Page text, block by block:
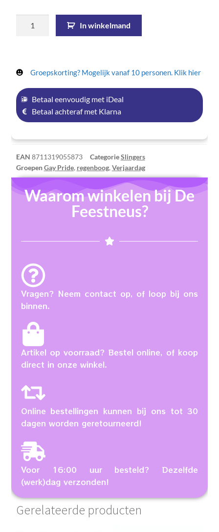
In winkelmand
Groepskorting? Mogelijk vanaf 10 personen. Klik hier
Betaal eenvoudig met iDeal
Betaal achteraf met Klarna
EAN 8711319055873 CategorieSlingers
GroepenGay Pride, regenboog, Verjaardag
Waarom winkelen bij De
Feestneus?
Vragen? Neem contact op, of loop bij ons
binnen.
Artikel op voorraad? Bestel online, of koop
direct in onze winkel.
Online bestellingen kunnen bij ons tot 30
dagen worden geretourneerd!
Voor 16:00 uur besteld? Dezelfde
(werk)dag verzonden!
Gerelateerde producten